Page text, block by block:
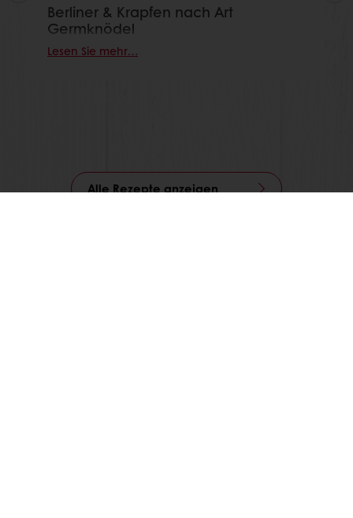
Berliner & Krapfen nach Art
Germknödel
Lesen Sie mehr…
Alle Rezepte anzeigen